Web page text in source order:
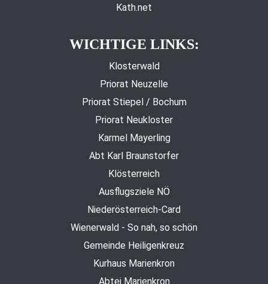
Kath.net
WICHTIGE LINKS:
Klosterwald
Priorat Neuzelle
Priorat Stiepel / Bochum
Priorat Neukloster
Karmel Mayerling
Abt Karl Braunstorfer
Klösterreich
Ausflugsziele NÖ
Niederösterreich-Card
Wienerwald - So nah, so schön
Gemeinde Heiligenkreuz
Kurhaus Marienkron
Abtei Marienkron